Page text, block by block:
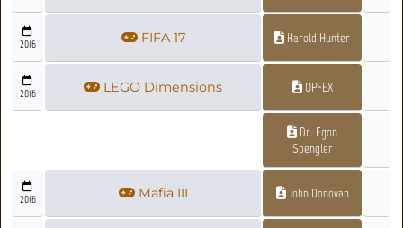
2016 FIFA 17 Harold Hunter
2016 LEGO Dimensions OP-EX
Dr. Egon
Spengler
2016 Mafia III John Donovan